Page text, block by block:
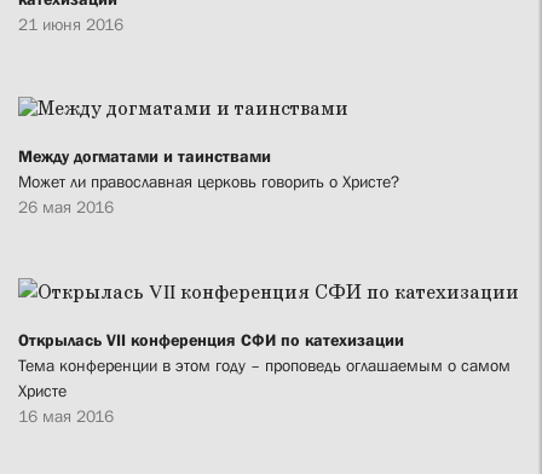
21 июня 2016
Между догматами и таинствами
Может ли православная церковь говорить о Христе?
26 мая 2016
Открылась VII конференция СФИ по катехизации
Тема конференции в этом году – проповедь оглашаемым о самом
Христе
16 мая 2016